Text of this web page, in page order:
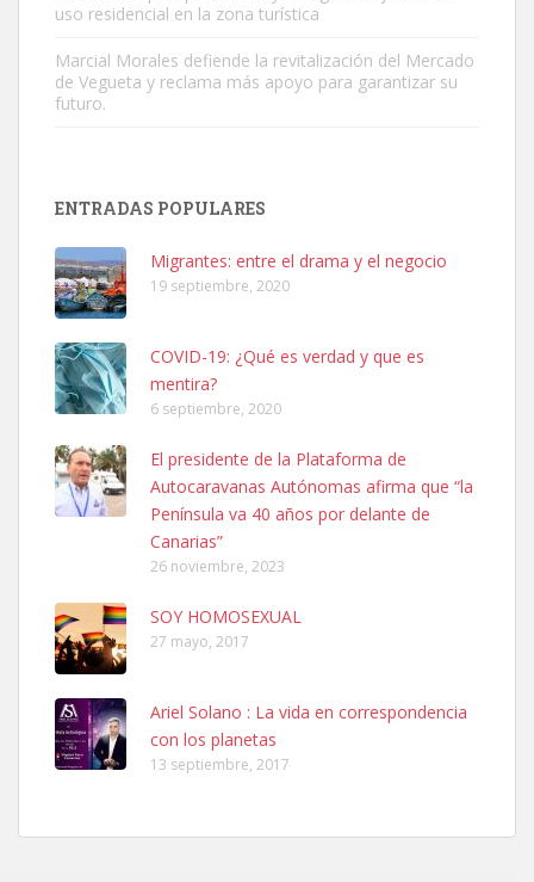
Leales.org » Gran Canaria
SHIBA PERDIDO AVDA JOSE MESA Y LOPEZ
PERRO MACHO RAZA SHIBA CON MICROCHIP PERDIDO HOY
06/07/2025 ZONA MESA Y LOPEZ. ES MUY ASUSTADIZO
Leales.org » Gran Canaria
6.7.2025
Ninfa perdida
El día 5 se los perdió una ninfa papillera, asustada tiene miedo a la
calle, se perdió por la zon...
uso residencial en la zona turística
Marcial Morales defiende la revitalización del Mercado
de Vegueta y reclama más apoyo para garantizar su
futuro.
ENTRADAS POPULARES
Migrantes: entre el drama y el negocio
19 septiembre, 2020
COVID-19: ¿Qué es verdad y que es
mentira?
6 septiembre, 2020
El presidente de la Plataforma de
Autocaravanas Autónomas afirma que “la
Península va 40 años por delante de
Canarias”
26 noviembre, 2023
SOY HOMOSEXUAL
27 mayo, 2017
Ariel Solano : La vida en correspondencia
con los planetas
13 septiembre, 2017